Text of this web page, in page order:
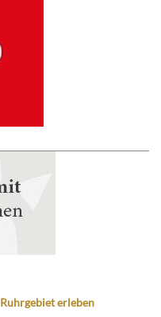
Ruhrgebiet erleben